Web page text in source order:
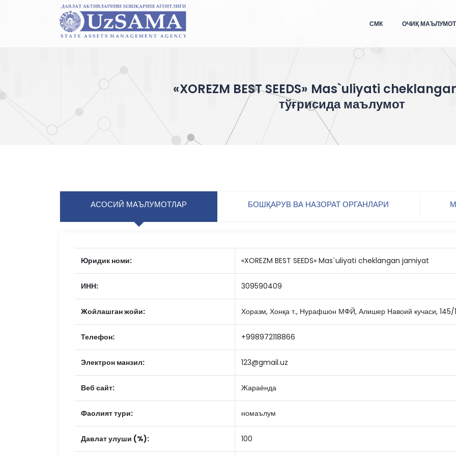
СМК ОЧИҚ
«XOREZM BEST SEEDS» Mas`uliyati
тўғрисида маълумот
АСОСИЙ МАЪЛУМОТЛАР БОШҚАРУВ ВА НАЗОРАТ ОРГАНЛАРИ
Юридик номи: «XOREZM BEST SEEDS» Mas`uliyati cheklangan jamiyat
ИНН: 309590409
Жойлашган жойи: Хоразм, Хонқа т., Нурафшон МФЙ, Алишер Навоий кучаси, 145/
Телефон: +998972118866
Электрон манзил: 123@gmail.uz
Веб сайт: Жараёнда
Фаолият тури: номаълум
Давлат улуши (%): 100